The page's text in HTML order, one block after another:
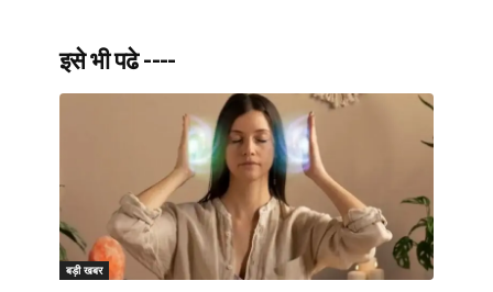
इसे भी पढे ----
बड़ी खबर